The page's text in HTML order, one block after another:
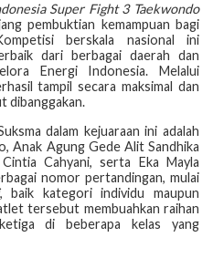
Super Fight 3 Taekwondo
pembuktian kemampuan bagi
berskala nasional ini
dari berbagai daerah dan
Energi Indonesia. Melalui
tampil secara maksimal dan
dibanggakan.
dalam kejuaraan ini adalah
Anak Agung Gede Alit Sandhika
Cahyani, serta Eka Mayla
nomor pertandingan, mulai
, baik kategori individu maupun
tersebut membuahkan raihan
di beberapa kelas yang